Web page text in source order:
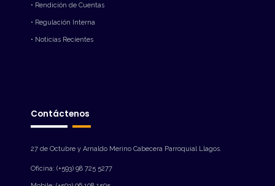
• Rendición de Cuentas
• Regulación Interna
• Noticias Recientes
Contáctenos
27 de Octubre y Arnaldo Merino Cabecera Parroquial Llagos.
Oficina: (+593) 98 725 5277